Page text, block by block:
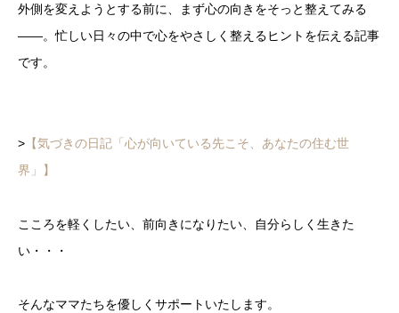
外側を変え よう とする前に、 まず心の向き をそっと整えてみる
――。忙しい日々の中で心をやさ しく 整えるヒント を伝える記事
です。
> 【気づきの日記「心が向いている先こそ、あなたの住む世
界」】
こころを軽くしたい、前向きになりたい、自分らしく生きた
い・・・
そんなママたちを優しくサポートいたします。